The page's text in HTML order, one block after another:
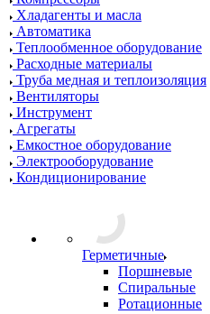
Хладагенты и масла
Автоматика
Теплообменное оборудование
Расходные материалы
Труба медная и теплоизоляция
Вентиляторы
Инструмент
Агрегаты
Емкостное оборудование
Электрооборудование
Кондиционирование
Герметичные
Поршневые
Спиральные
Ротационные